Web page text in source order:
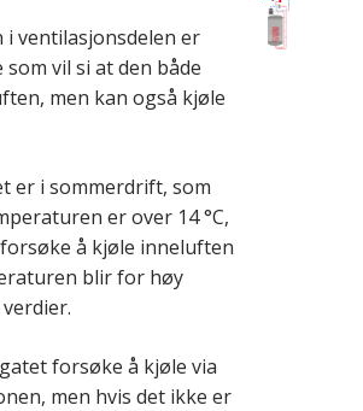
i ventilasjonsdelen er
vil si at den både
men kan også kjøle
er i sommerdrift, som
er over 14 °C,
å kjøle inneluften
blir for høy
forsøke å kjøle via
men hvis det ikke er